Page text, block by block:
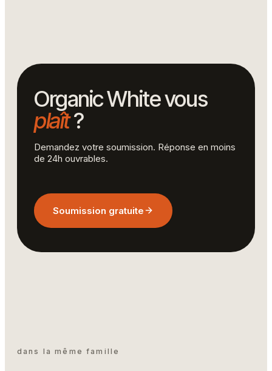
Organic White vous
plaît?
Demandez votre soumission. Réponse en moins
de 24h ouvrables.
Soumission gratuite
dans la même famille